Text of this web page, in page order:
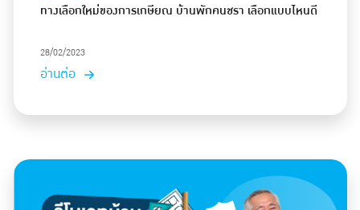
ทางเลือกใหม่ของการเกษียณ บ้านพักคนชรา เลือกแบบไหนดี
28/02/2023
อ่านต่อ